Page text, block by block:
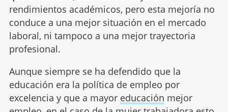
rendimientos académicos, pero esta mejoría no
conduce a una mejor situación en el mercado
laboral, ni tampoco a una mejor trayectoria
profesional.
Aunque siempre se ha defendido que la
educación era la política de empleo por
excelencia y que a mayor educación mejor